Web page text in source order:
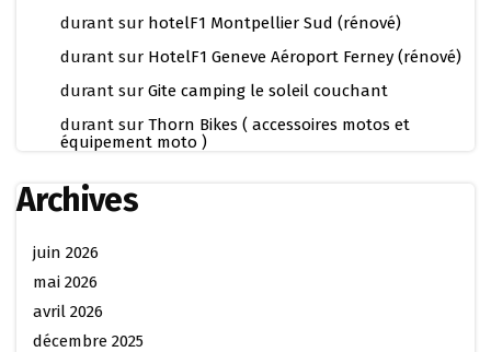
durant sur hotelF1 Montpellier Sud (rénové)
durant sur HotelF1 Geneve Aéroport Ferney (rénové)
durant sur Gite camping le soleil couchant
durant sur Thorn Bikes ( accessoires motos et
équipement moto )
Archives
juin 2026
mai 2026
avril 2026
décembre 2025